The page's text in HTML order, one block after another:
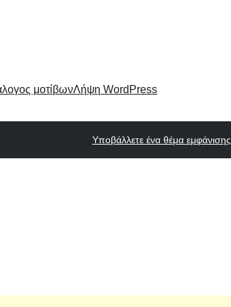
μοτίβωνΛήψη WordPress
Υποβάλλετε ένα θέμα εμφάνισης